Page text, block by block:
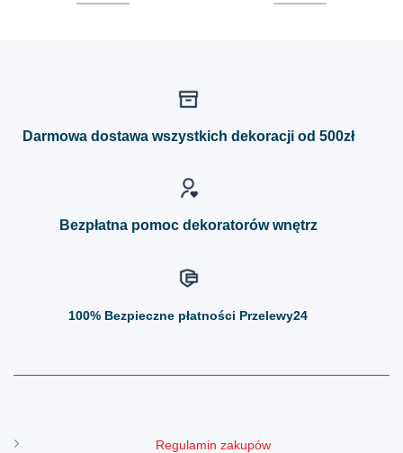
można
Darmowa dostawa wszystkich dekoracji od 500zł
Bezpłatna pomoc dekoratorów wnętrz
100% Bezpieczne płatności Przelewy24
Regulamin zakupów